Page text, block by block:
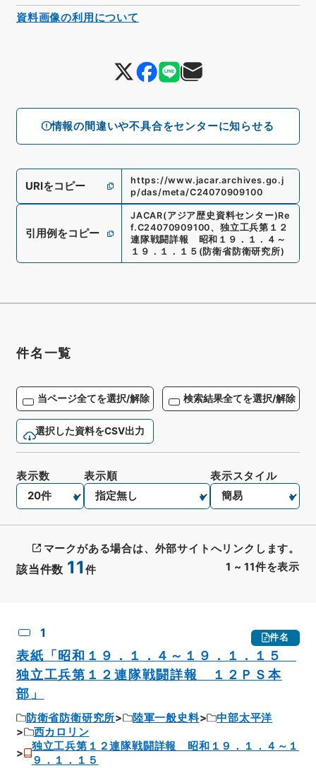
情報の間違いや不具合をセンターに知らせる
URIをコピー
https://www.jacar.archives.go.j
p/das/meta/C24070909100
引用例をコピー
JACAR(アジア歴史資料センター)Re
f.C24070909100、 独立工兵第１２
連隊戦闘詳報 昭和１９．１．４～
１９．１．１５ (防衛省防衛研究所)
資料画像の利用について
件名一覧
当ページ全てを選択/解除 検索結果全てを選択/解除
選択した資料をCSV出力
該当件数 11 件 1 ~ 11件を表示
表示数 表示順 表示スタイル
マークがある場合は、外部サイトへリンクします。
1 件名
表紙「昭和１９．１．４～１９．１．１５
独立工兵第１２連隊戦闘詳報 １２ＰＳ本
部」
防衛省防衛研究所 陸軍一般史料
中部太平洋
西カロリン
独立工兵第１２連隊戦闘詳報 昭和１９．１．４～１
９．１．１５